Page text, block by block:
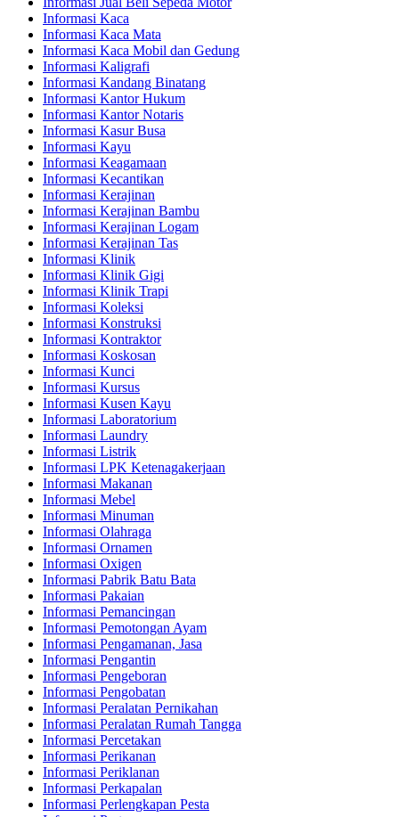
Informasi Kaca
Informasi Kaca Mata
Informasi Kaca Mobil dan Gedung
Informasi Kaligrafi
Informasi Kandang Binatang
Informasi Kantor Hukum
Informasi Kantor Notaris
Informasi Kasur Busa
Informasi Kayu
Informasi Keagamaan
Informasi Kecantikan
Informasi Kerajinan
Informasi Kerajinan Bambu
Informasi Kerajinan Logam
Informasi Kerajinan Tas
Informasi Klinik
Informasi Klinik Gigi
Informasi Klinik Trapi
Informasi Koleksi
Informasi Konstruksi
Informasi Kontraktor
Informasi Koskosan
Informasi Kunci
Informasi Kursus
Informasi Kusen Kayu
Informasi Laboratorium
Informasi Laundry
Informasi Listrik
Informasi LPK Ketenagakerjaan
Informasi Makanan
Informasi Mebel
Informasi Minuman
Informasi Olahraga
Informasi Ornamen
Informasi Oxigen
Informasi Pabrik Batu Bata
Informasi Pakaian
Informasi Pemancingan
Informasi Pemotongan Ayam
Informasi Pengamanan, Jasa
Informasi Pengantin
Informasi Pengeboran
Informasi Pengobatan
Informasi Peralatan Pernikahan
Informasi Peralatan Rumah Tangga
Informasi Percetakan
Informasi Perikanan
Informasi Periklanan
Informasi Perkapalan
Informasi Perlengkapan Pesta